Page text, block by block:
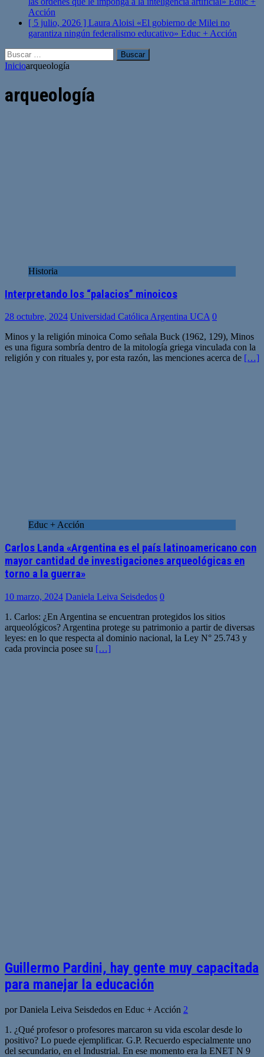
Acción
[ 5 julio, 2026 ] Laura Aloisi «El gobierno de Milei no
garantiza ningún federalismo educativo» Educ + Acción
Buscar:
Inicioarqueología
arqueología
Historia
Interpretando los “palacios” minoicos
28 octubre, 2024 Universidad Católica Argentina UCA 0
Minos y la religión minoica Como señala Buck (1962, 129), Minos
es una figura sombría dentro de la mitología griega vinculada con la
religión y con rituales y, por esta razón, las menciones acerca de […]
Educ + Acción
Carlos Landa «Argentina es el país latinoamericano con
mayor cantidad de investigaciones arqueológicas en
torno a la guerra»
10 marzo, 2024 Daniela Leiva Seisdedos 0
1. Carlos: ¿En Argentina se encuentran protegidos los sitios
arqueológicos? Argentina protege su patrimonio a partir de diversas
leyes: en lo que respecta al dominio nacional, la Ley N° 25.743 y
cada provincia posee su […]
Guillermo Pardini, hay gente muy capacitada
para manejar la educación
por Daniela Leiva Seisdedos en Educ + Acción 2
1. ¿Qué profesor o profesores marcaron su vida escolar desde lo
positivo? Lo puede ejemplificar. G.P. Recuerdo especialmente uno
del secundario, en el Industrial. En ese momento era la ENET N 9